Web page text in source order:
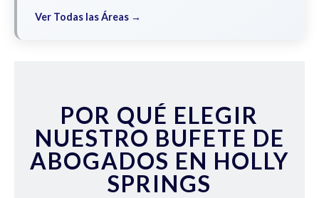
Ver Todas las Áreas →
POR QUÉ ELEGIR
NUESTRO BUFETE DE
ABOGADOS EN HOLLY
SPRINGS